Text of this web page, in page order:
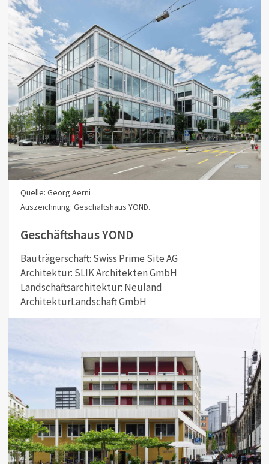
Quelle: Georg Aerni
Auszeichnung: Geschäftshaus YOND.
Geschäftshaus YOND
Bauträgerschaft: Swiss Prime Site AG
Architektur: SLIK Architekten GmbH
Landschaftsarchitektur: Neuland
ArchitekturLandschaft GmbH